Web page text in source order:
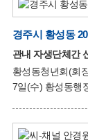
동정 운영에 관한
어르신들은 “신
경로당을 방문해주
황성동장은 “새해
어르신들의 건강
경주시 황성동
관내 자생단체간
황성동청년회(회
7일(수) 황성동행
포함하여 관내